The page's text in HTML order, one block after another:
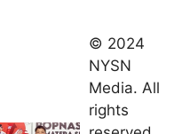
2026
Indonesia
kirim tiga
lifter
muda ke
© 2024
NYSN
Media. All
rights